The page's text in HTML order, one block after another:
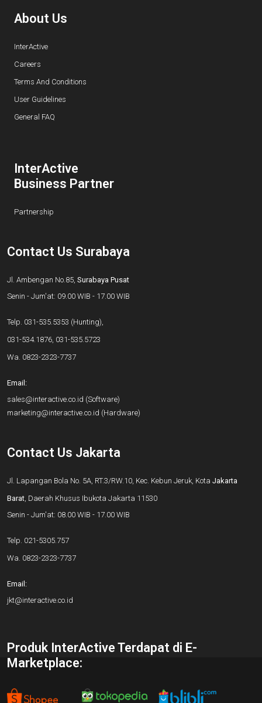
About Us
InterActive
Careers
Terms And Conditions
User Guidelines
General FAQ
InterActive
Business Partner
Partnership
Contact Us Surabaya
Jl. Ambengan No.85, Surabaya Pusat
Senin - Jum'at: 09.00 WIB - 17.00 WIB
Telp. 031-535.5353 (Hunting),
031-534.1876, 031-535.5723
Wa. 0823-2323-7737
Email:
sales@interactive.co.id (Software)
marketing@interactive.co.id (Hardware)
Contact Us Jakarta
Jl. Lapangan Bola No. 5A, RT.3/RW.10, Kec. Kebun Jeruk, Kota Jakarta
Barat, Daerah Khusus Ibukota Jakarta 11530
Senin - Jum'at: 08.00 WIB - 17.00 WIB
Telp. 021-5305.757
Wa. 0823-2323-7737
Email:
jkt@interactive.co.id
Produk InterActive Terdapat di E-
Marketplace: